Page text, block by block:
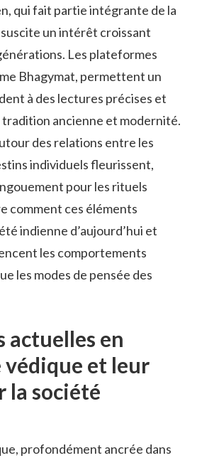
qui fait partie intégrante de la
un intérêt croissant
Les plateformes
Bhagymat, permettent un
à des lectures précises et
tradition ancienne et modernité.
des relations entre les
individuels fleurissent,
pour les rituels
comment ces éléments
indienne d’aujourd’hui et
les comportements
les modes de pensée des
actuelles en
et leur
la société
profondément ancrée dans